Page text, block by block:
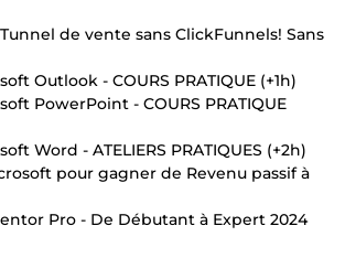
de vente sans ClickFunnels! Sans
Outlook - COURS PRATIQUE (+1h)
PowerPoint - COURS PRATIQUE
Word - ATELIERS PRATIQUES (+2h)
pour gagner de Revenu passif à
Pro - De Débutant à Expert 2024